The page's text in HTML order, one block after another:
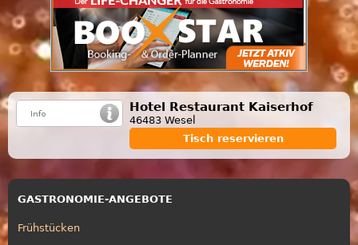
Hotel Restaurant Kaiserhof
46483 Wesel
Tisch reservieren
GASTRONOMIE-ANGEBOTE
Frühstücken